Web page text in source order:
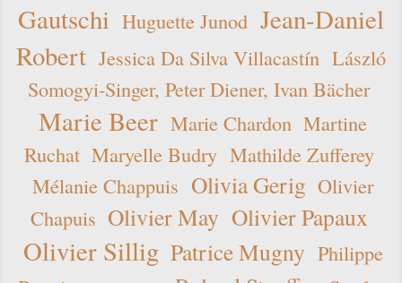
Gautschi Huguette Junod Jean-Daniel
Robert Jessica Da Silva Villacastín László
Somogyi-Singer, Peter Diener, Ivan Bächer
Marie Beer Marie Chardon Martine
Ruchat Maryelle Budry Mathilde Zufferey
Mélanie Chappuis Olivia Gerig Olivier
Chapuis Olivier May Olivier Papaux
Olivier Sillig Patrice Mugny Philippe